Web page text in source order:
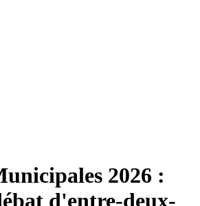
2026 :
d'entre-deux-